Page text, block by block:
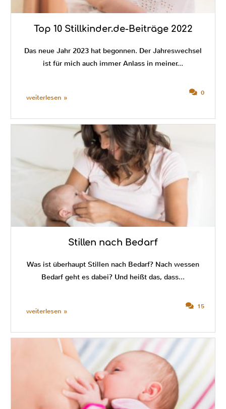
Top 10 Stillkinder.de-Beiträge 2022
Das neue Jahr 2023 hat begonnen. Der Jahreswechsel
ist für mich auch immer Anlass in meiner...
0
weiterlesen »
Stillen nach Bedarf
Was ist überhaupt Stillen nach Bedarf? Nach wessen
Bedarf geht es dabei? Und heißt das, dass...
15
weiterlesen »